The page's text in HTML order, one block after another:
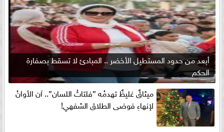
أبعد من حدود المستطيل الأخضر .. المبادئ لا تسقط بصفارة
الحكم
ميثاقٌ غليظٌ تهدمُه ”فلتاتُ اللسان”.. آن الأوانُ
لإنهاءِ فوضى الطلاق الشفهي!